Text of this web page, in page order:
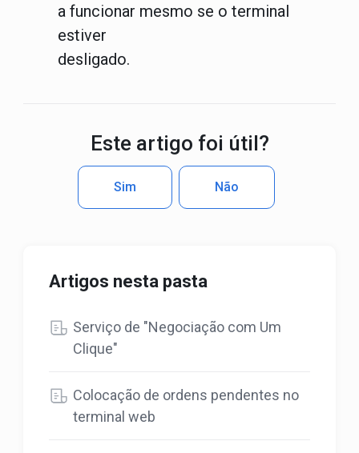
a funcionar mesmo se o terminal
estiver
desligado.
Este artigo foi útil?
Não
Sim
Artigos nesta pasta
Serviço de "Negociação com Um
Clique"
Colocação de ordens pendentes no
terminal web